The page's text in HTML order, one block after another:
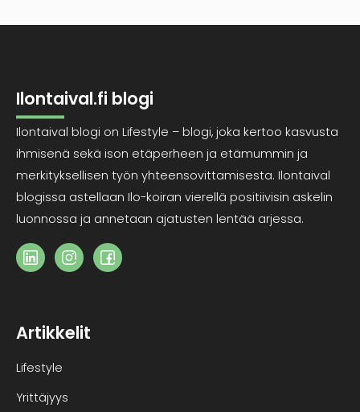
Ilontaival.fi blogi
Ilontaival blogi on Lifestyle – blogi, joka kertoo kasvusta
ihmisenä sekä ison etäperheen ja etämummin ja
merkityksellisen työn yhteensovittamisesta. Ilontaival
blogissa astellaan Ilo-koiran vierellä positiivisin askelin
luonnossa ja annetaan ajatusten lentää arjessa.
Artikkelit
Lifestyle
Yrittäjyys